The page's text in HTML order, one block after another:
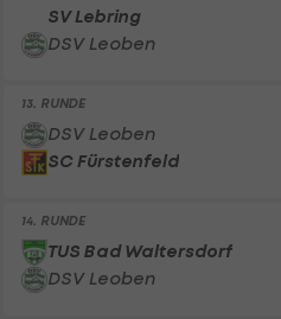
SV Lebring
DSV Leoben
13. RUNDE
DSV Leoben
SC Fürstenfeld
14. RUNDE
TUS Bad Waltersdorf
DSV Leoben